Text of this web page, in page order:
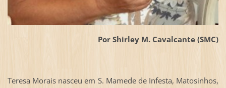
Por Shirley M. Cavalcante (SMC)
Teresa Morais nasceu em S. Mamede de Infesta, Matosinhos,